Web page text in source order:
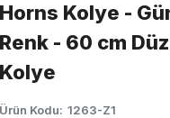
Horns Kolye -
Renk - 60 cm
Kolye
Ürün Kodu: 1263-Z1